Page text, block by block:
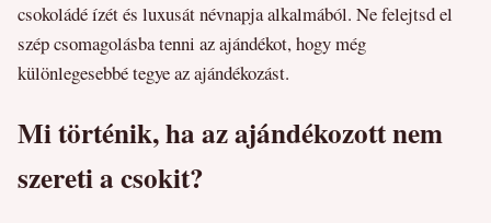
csokoládé ízét és luxusát névnapja alkalmából. Ne felejtsd el
szép csomagolásba tenni az ajándékot, hogy még
különlegesebbé tegye az ajándékozást.
Mi történik, ha az ajándékozott nem
szereti a csokit?